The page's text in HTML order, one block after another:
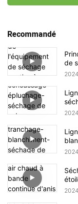
Recommandé
de
2024
2024
2024
2024